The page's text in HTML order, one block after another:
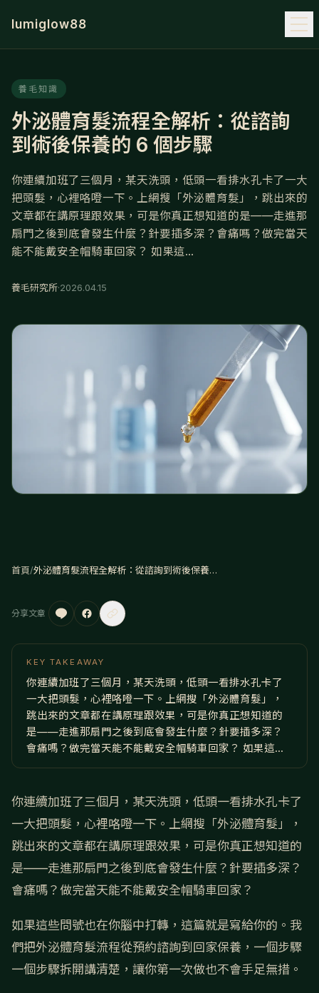
lumiglow88
養毛知識
外泌體育髮流程全解析：從諮詢
到術後保養的 6 個步驟
你連續加班了三個月，某天洗頭，低頭一看排水孔卡了一大
把頭髮，心裡咯噔一下。上網搜「外泌體育髮」，跳出來的
文章都在講原理跟效果，可是你真正想知道的是——走進那
扇門之後到底會發生什麼？針要插多深？會痛嗎？做完當天
能不能戴安全帽騎車回家？ 如果這...
養毛研究所·2026.04.15
首頁/ 外泌體育髮流程全解析：從諮詢到術後保養的 6 個步驟
分享文章
KEY TAKEAWAY
你連續加班了三個月，某天洗頭，低頭一看排水孔卡了
一大把頭髮，心裡咯噔一下。上網搜「外泌體育髮」，
跳出來的文章都在講原理跟效果，可是你真正想知道的
是——走進那扇門之後到底會發生什麼？針要插多深？
會痛嗎？做完當天能不能戴安全帽騎車回家？ 如果這...
你連續加班了三個月，某天洗頭，低頭一看排水孔卡了
一大把頭髮，心裡咯噔一下。上網搜「外泌體育髮」，
跳出來的文章都在講原理跟效果，可是你真正想知道的
是——走進那扇門之後到底會發生什麼？針要插多深？
會痛嗎？做完當天能不能戴安全帽騎車回家？
如果這些問號也在你腦中打轉，這篇就是寫給你的。我
們把外泌體育髮流程從預約諮詢到回家保養，一個步驟
一個步驟拆開講清楚，讓你第一次做也不會手足無措。